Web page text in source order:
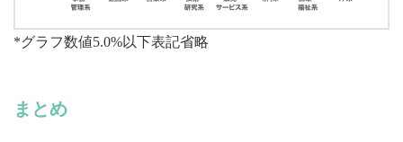
*グラフ数値5.0%以下表記省略
まとめ